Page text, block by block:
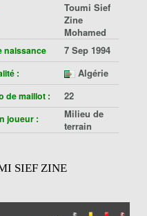
Toumi Sief
Zine
Mohamed
naissance 7 Sep 1994
: Algérie
de maillot : 22
joueur :
Milieu de
terrain
SIEF ZINE